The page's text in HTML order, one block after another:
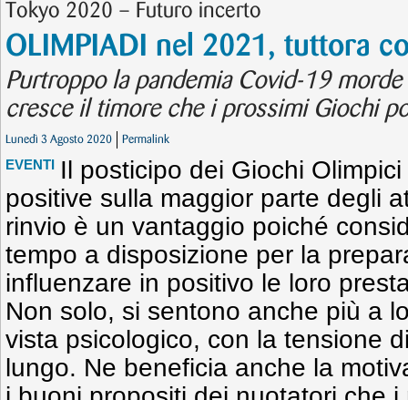
Tokyo 2020 – Futuro incerto
OLIMPIADI nel 2021, tuttora
Purtroppo la pandemia Covid-19
cresce il timore che i prossimi Giochi
Lunedì 3 Agosto 2020 Permalink
EVENTI Il posticipo dei Giochi
positive sulla maggior parte degli
rinvio è un vantaggio poiché
tempo a disposizione per la
influenzare in positivo le loro
Non solo, si sentono anche più a
vista psicologico, con la tensione
lungo. Ne beneficia anche la